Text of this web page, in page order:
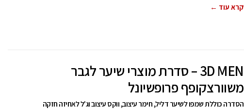
קרא עוד ←
3D MEN – סדרת מוצרי שיער לגבר
משוורצקופף פרופשיונל
הסדרה כוללת שמפו לשיער דליל, חימר עיצוב, ווקס עיצוב וג'ל לאחיזה חזקה